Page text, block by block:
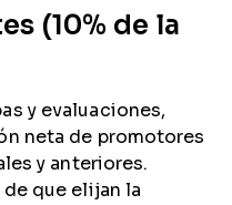
(10% de la
y evaluaciones,
neta de promotores
y anteriores.
que elijan la